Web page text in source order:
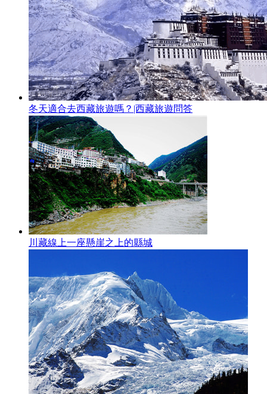
冬天適合去西藏旅遊嗎？|西藏旅遊問答
川藏線上一座懸崖之上的縣城